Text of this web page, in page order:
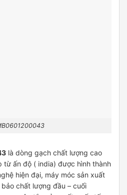
là dòng gạch chất lượng cao
ấn độ ( india) được hình thành
hiện đại, máy móc sản xuất
chất lượng đầu – cuối